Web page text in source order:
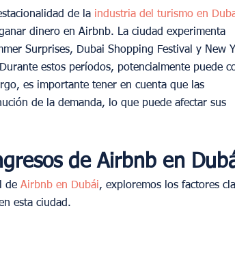
de la industria del turismo en
dinero en Airbnb. La ciudad experimenta
Surprises, Dubai Shopping Festival y New
estos períodos, potencialmente puede
es importante tener en cuenta que las
de la demanda, lo que puede afectar sus
de Airbnb en
de Airbnb en Dubái, exploremos los factores
esta ciudad.